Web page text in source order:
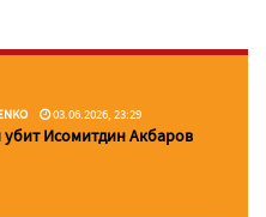
03.06.2026, 23:29
Исомитдин Акбаров